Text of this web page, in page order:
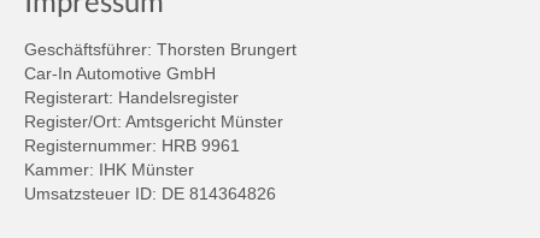
Geschäftsführer: Thorsten Brungert
Car-In Automotive GmbH
Registerart: Handelsregister
Register/Ort: Amtsgericht Münster
Registernummer: HRB 9961
Kammer: IHK Münster
Umsatzsteuer ID: DE 814364826